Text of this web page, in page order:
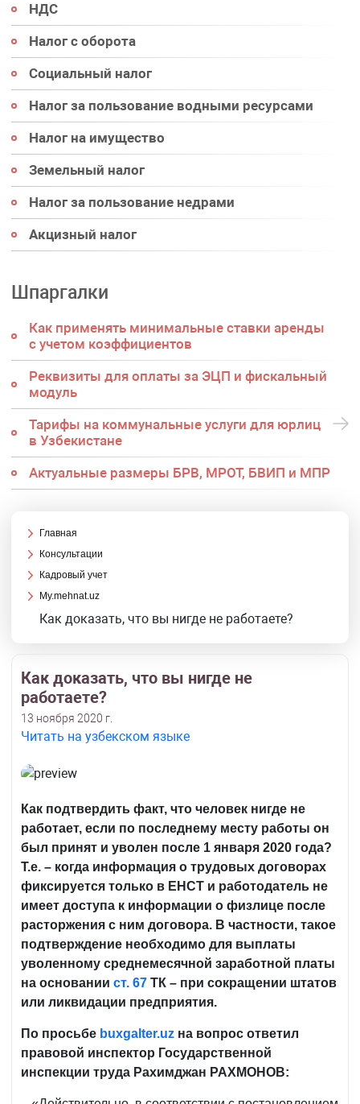
НДС
Налог с оборота
Социальный налог
Налог за пользование водными ресурсами
Налог на имущество
Земельный налог
Налог за пользование недрами
Акцизный налог
Шпаргалки
Как применять минимальные ставки аренды
с учетом коэффициентов
Реквизиты для оплаты за ЭЦП и фискальный
модуль
Тарифы на коммунальные услуги для юрлиц
в Узбекистане
Актуальные размеры БРВ, МРОТ, БВИП и МПР
Главная
Консультации
Кадровый учет
My.mehnat.uz
Как доказать, что вы нигде не работаете?
Как доказать, что вы нигде не
работаете?
13 ноября 2020 г.
Читать на узбекском языке
Как подтвердить факт, что человек нигде не
работает, если по последнему месту работы он
был принят и уволен после 1 января 2020 года?
Т.е. – когда информация о трудовых договорах
фиксируется только в ЕНСТ и работодатель не
имеет доступа к информации о физлице после
расторжения с ним договора. В частности, такое
подтверждение необходимо для выплаты
уволенному среднемесячной заработной платы
на основании ст. 67 ТК – при сокращении штатов
или ликвидации предприятия.
По просьбе buxgalter.uz на вопрос ответил
правовой инспектор Государственной
инспекции труда Рахимджан РАХМОНОВ: